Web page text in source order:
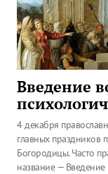
Введение
4 декабря
главных праздников
Богородицы. Часто
название —